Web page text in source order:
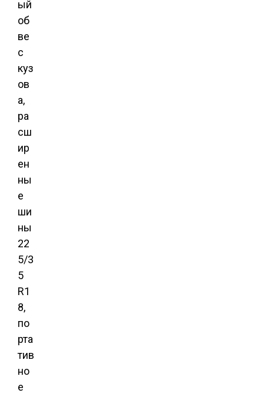
ый
об
ве
с
куз
ов
а,
ра
сш
ир
ен
ны
е
ши
ны
22
5/3
5
R1
8,
по
рта
тив
но
е